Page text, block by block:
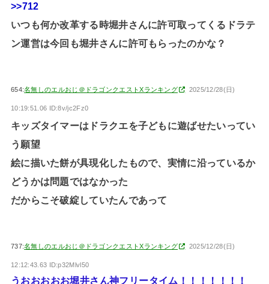
>>712
いつも何か改革する時堀井さんに許可取ってくるドラテ
ン運営は今回も堀井さんに許可もらったのかな？
654:名無しのエルおじ＠ドラゴンクエストXランキング 2025/12/28(日)
10:19:51.06 ID:8v/jc2Fz0
キッズタイマーはドラクエを子どもに遊ばせたいってい
う願望
絵に描いた餅が具現化したもので、実情に沿っているか
どうかは問題ではなかった
だからこそ破綻していたんであって
737:名無しのエルおじ＠ドラゴンクエストXランキング 2025/12/28(日)
12:12:43.63 ID:p32Mlvl50
うおおおおお堀井さん神フリータイム！！！！！！！